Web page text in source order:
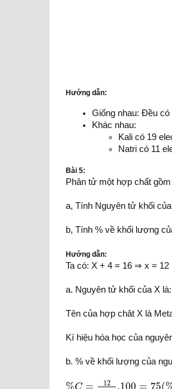
Hướng dẫn:
Giống nhau: Đều
Khác nhau:
Kali có 19
Natri có 11
Bài 5:
Phân tử một hợp chất
a, Tính Nguyên tử khối
b, Tính % về khối lượng
Hướng dẫn:
Ta có: X + 4 = 16 ⇒ x = 12
a. Nguyên tử khối của X
Tên của hợp chât X là
Kí hiệu hóa học của
b. % về khối lượng của
%C =
12
.100 = 75(
% C= 12+ .100 75 ( %)